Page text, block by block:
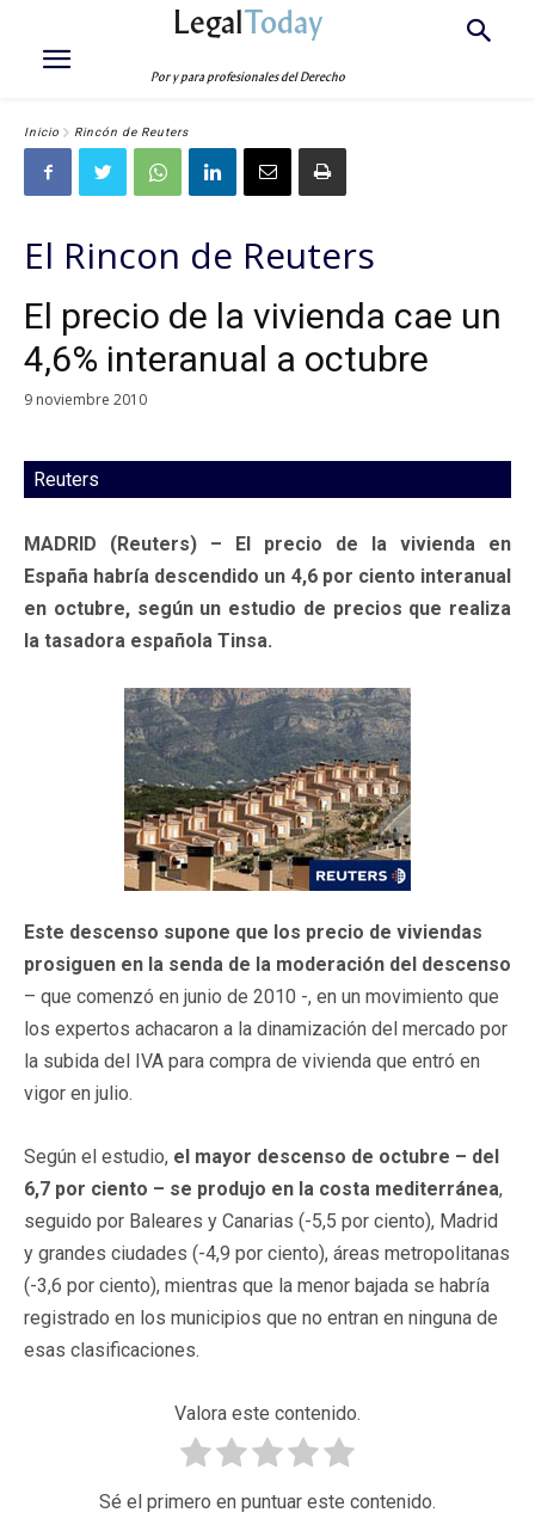
LegalToday
Por y para profesionales del Derecho
Inicio Rincón de Reuters
El Rincon de Reuters
El precio de la vivienda cae un
4,6% interanual a octubre
9 noviembre 2010
Reuters
MADRID (Reuters) – El precio de la vivienda en
España habría descendido un 4,6 por ciento interanual
en octubre, según un estudio de precios que realiza
la tasadora española Tinsa.
Este descenso supone que los precio de viviendas
prosiguen en la senda de la moderación del descenso
– que comenzó en junio de 2010 -, en un movimiento que
los expertos achacaron a la dinamización del mercado por
la subida del IVA para compra de vivienda que entró en
vigor en julio.
Según el estudio, el mayor descenso de octubre – del
6,7 por ciento – se produjo en la costa mediterránea,
seguido por Baleares y Canarias (-5,5 por ciento), Madrid
y grandes ciudades (-4,9 por ciento), áreas metropolitanas
(-3,6 por ciento), mientras que la menor bajada se habría
registrado en los municipios que no entran en ninguna de
esas clasificaciones.
Valora este contenido.
Sé el primero en puntuar este contenido.